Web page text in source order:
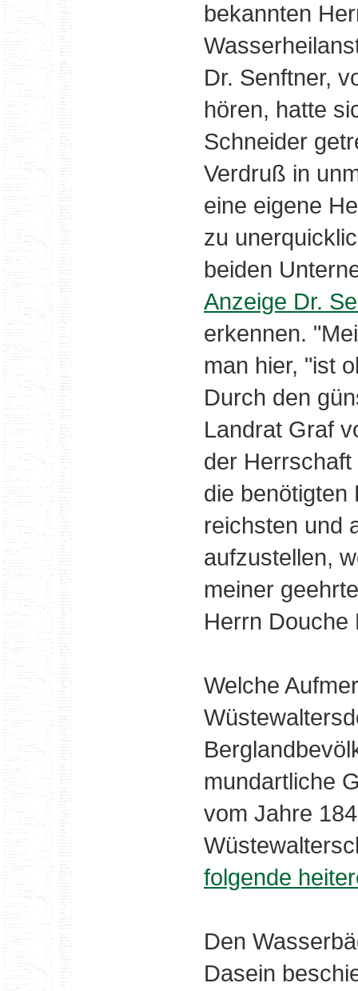
bekannten
Dr. Senftner,
hören, hatte
Schneider
Verdruß in
eine eigene
zu
beiden
Anzeige Dr.
erkennen.
man hier, "ist
Durch den
Landrat Graf
der
die benötigten
reichsten und
aufzustellen,
meiner
Herrn Douche
Welche
mundartliche
vom Jahre
folgende
Den
Dasein